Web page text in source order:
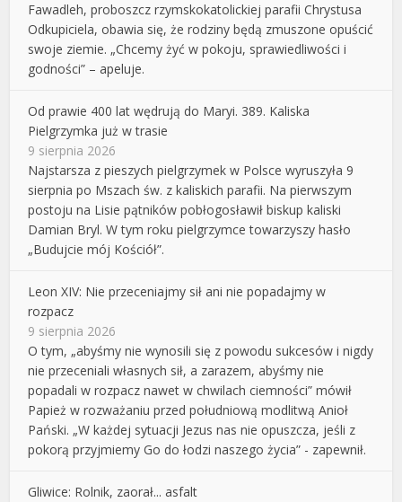
Fawadleh, proboszcz rzymskokatolickiej parafii Chrystusa
Odkupiciela, obawia się, że rodziny będą zmuszone opuścić
swoje ziemie. „Chcemy żyć w pokoju, sprawiedliwości i
godności” – apeluje.
Od prawie 400 lat wędrują do Maryi. 389. Kaliska
Pielgrzymka już w trasie
9 sierpnia 2026
Najstarsza z pieszych pielgrzymek w Polsce wyruszyła 9
sierpnia po Mszach św. z kaliskich parafii. Na pierwszym
postoju na Lisie pątników pobłogosławił biskup kaliski
Damian Bryl. W tym roku pielgrzymce towarzyszy hasło
„Budujcie mój Kościół”.
Leon XIV: Nie przeceniajmy sił ani nie popadajmy w
rozpacz
9 sierpnia 2026
O tym, „abyśmy nie wynosili się z powodu sukcesów i nigdy
nie przeceniali własnych sił, a zarazem, abyśmy nie
popadali w rozpacz nawet w chwilach ciemności” mówił
Papież w rozważaniu przed południową modlitwą Anioł
Pański. „W każdej sytuacji Jezus nas nie opuszcza, jeśli z
pokorą przyjmiemy Go do łodzi naszego życia” - zapewnił.
Gliwice: Rolnik, zaorał... asfalt